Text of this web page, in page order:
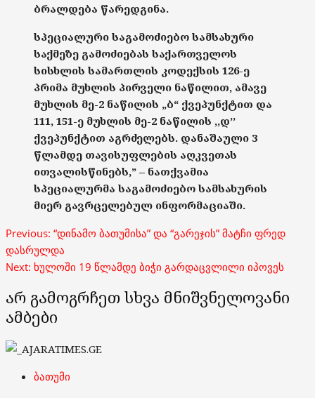
ბრალდება წარედგინა.
სპეციალური საგამოძიებო სამსახური
საქმეზე გამოძიებას საქართველოს
სისხლის სამართლის კოდექსის 126-ე
პრიმა მუხლის პირველი ნაწილით, ამავე
მუხლის მე-2 ნაწილის „ბ“ ქვეპუნქტით და
111, 151-ე მუხლის მე-2 ნაწილის ,,დ’’
ქვეპუნქტით აგრძელებს. დანაშაული 3
წლამდე თავისუფლების აღკვეთას
ითვალისწინებს,” – ნათქვამია
სპეციალურმა საგამოძიებო სამსახურის
მიერ გავრცელებულ ინფორმაციაში.
Post
navigation
Previous: “დინამო ბათუმისა” და “გარეჯის” მატჩი ფრედ
დასრულდა
Next: ხულოში 19 წლამდე ბიჭი გარდაცვლილი იპოვეს
არ გამოგრჩეთ სხვა მნიშვნელოვანი
ამბები
ბათუმი